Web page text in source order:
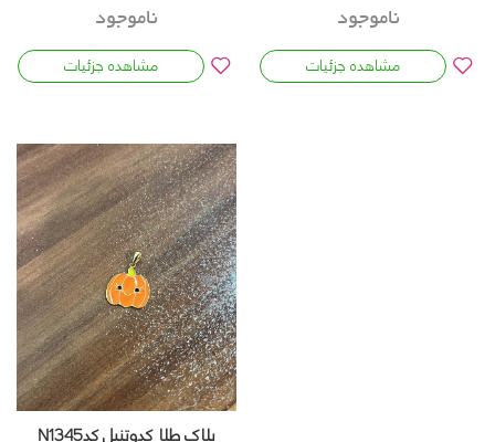
ناموجود
مشاهده جزئیات
ناموجود
مشاهده جزئیات
پلاک طلا کدوتنبل کدN1345